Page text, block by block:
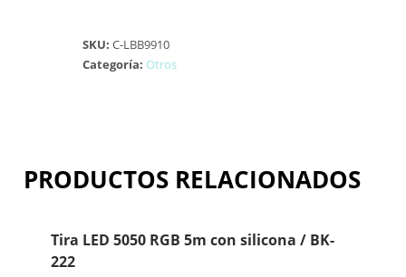
SKU:C-LBB9910
Categoría: Otros
PRODUCTOS RELACIONADOS
Tira LED 5050 RGB 5m con silicona / BK-
222